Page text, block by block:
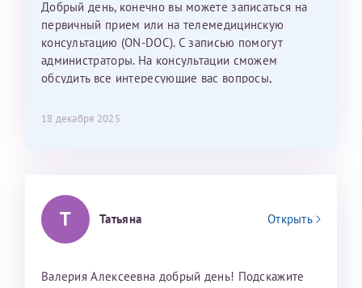
С ней общение было, как с давней знакомой, очень
лёгкое и простое. Вообще в данной клинике весь
персонал очень вежливый и чуткий, прям приятно
находиться. Мы собираемся туда ещё за вторым
ребёнком, и конечно же только к Ринату
сомнений.
26 июля 2026
Добрый день, конечно вы можете записаться на
первичный прием или на телемедицинскую
консультацию (ON-DOC). С записью помогут
администраторы. На консультации сможем
обсудить все интересующие вас вопросы,
18 декабря 2025
Т Татьяна Открыть
Валерия Алексеевна добрый день! Подскажите